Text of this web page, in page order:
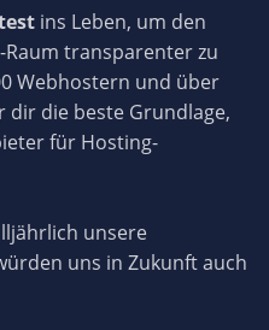
ins Leben, um den
transparenter zu
Webhostern und über
dir die beste Grundlage,
für Hosting-
unsere
uns in Zukunft auch